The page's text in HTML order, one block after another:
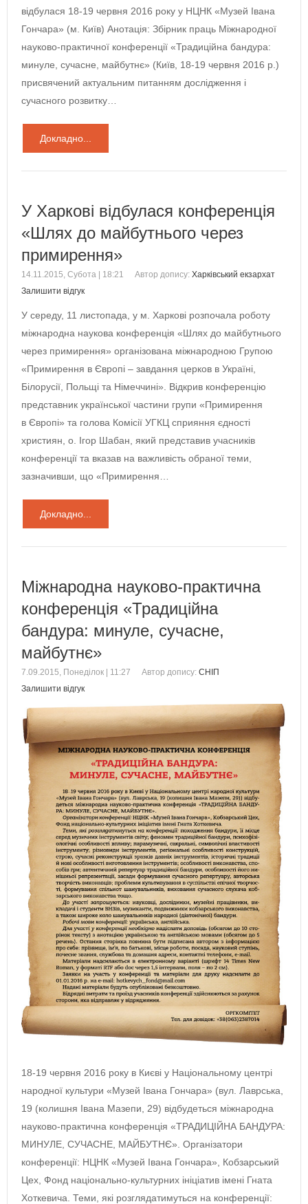
відбулася 18-19 червня 2016 року у НЦНК «Музей Івана
Гончара» (м. Київ) Анотація: Збірник праць Міжнародної
науково-практичної конференції «Традиційна бандура:
минуле, сучасне, майбутнє» (Київ, 18-19 червня 2016 р.)
присвячений актуальним питанням дослідження і
сучасного розвитку…
Докладно...
У Харкові відбулася конференція
«Шлях до майбутнього через
примирення»
14.11.2015, Субота | 18:21 Автор допису: Харківський екзархат
Залишити відгук
У середу, 11 листопада, у м. Харкові розпочала роботу
міжнародна наукова конференція «Шлях до майбутнього
через примирення» організована міжнародною Групою
«Примирення в Європі – завдання церков в Україні,
Білорусії, Польщі та Німеччині». Відкрив конференцію
представник української частини групи «Примирення
в Європі» та голова Комісії УГКЦ сприяння єдності
християн, о. Ігор Шабан, який представив учасників
конференції та вказав на важливість обраної теми,
зазначивши, що «Примирення…
Докладно...
Міжнародна науково-практична
конференція «Традиційна
бандура: минуле, сучасне,
майбутнє»
7.09.2015, Понеділок | 11:27 Автор допису: СНІП
Залишити відгук
18-19 червня 2016 року в Києві у Національному центрі
народної культури «Музей Івана Гончара» (вул. Лаврська,
19 (колишня Івана Мазепи, 29) відбудеться міжнародна
науково-практична конференція «ТРАДИЦІЙНА БАНДУРА:
МИНУЛЕ, СУЧАСНЕ, МАЙБУТНЄ». Організатори
конференції: НЦНК «Музей Івана Гончара», Кобзарський
Цех, Фонд національно-культурних ініціатив імені Гната
Хоткевича. Теми, які розглядатимуться на конференції: